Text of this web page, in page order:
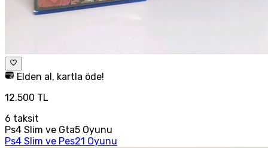
Elden al, kartla öde!
12.500 TL
6 taksit
Ps4 Slim ve Gta5 Oyunu
Ps4 Slim ve Pes21 Oyunu